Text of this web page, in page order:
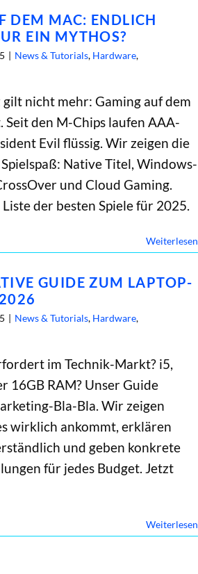
DEM MAC: ENDLICH
EIN MYTHOS?
| News & Tutorials, Hardware,
gilt nicht mehr: Gaming auf dem
Seit den M-Chips laufen AAA-
Evil flüssig. Wir zeigen die
Native Titel, Windows-
und Cloud Gaming.
der besten Spiele für 2025.
Weiterlesen
GUIDE ZUM LAPTOP-
| News & Tutorials, Hardware,
im Technik-Markt? i5,
16GB RAM? Unser Guide
Bla-Bla. Wir zeigen
wirklich ankommt, erklären
und geben konkrete
für jedes Budget. Jetzt
Weiterlesen